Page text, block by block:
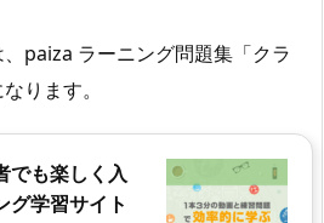
paiza ラーニング問題集「クラ
ります。
でも楽しく入
グ学習サイト